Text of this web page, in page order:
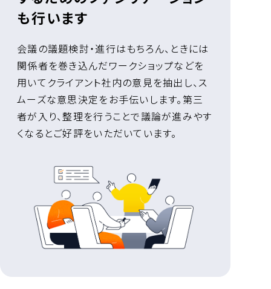
も行います
会議の議題検討・進行はもちろん、ときには
関係者を巻き込んだワークショップなどを
用いてクライアント社内の意見を抽出し、ス
ムーズな意思決定をお手伝いします。第三
者が入り、整理を行うことで議論が進みやす
くなるとご好評をいただいています。